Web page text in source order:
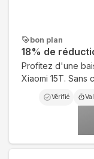
bon plan
18% de
Profitez d'une
Xiaomi 15T. Sans
Vérifié